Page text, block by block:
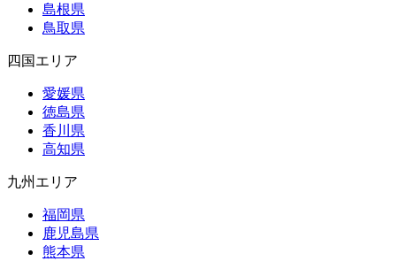
島根県
鳥取県
四国エリア
愛媛県
徳島県
香川県
高知県
九州エリア
福岡県
鹿児島県
熊本県